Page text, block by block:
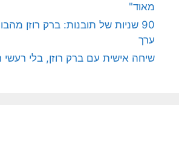
מאוד"
90 שניות של תובנות: ברק רוזן
ערך
שיחה אישית עם ברק רוזן, בלי רעשי